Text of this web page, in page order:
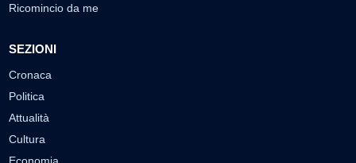
Ricomincio da me
SEZIONI
Cronaca
Politica
Attualità
Cultura
Economia